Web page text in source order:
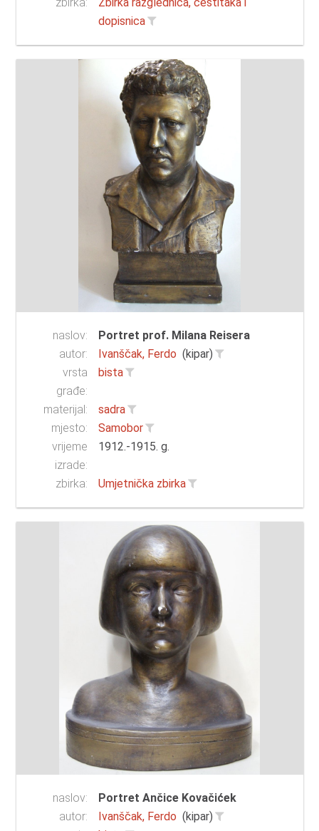
dopisnica
naslov:
Portret prof. Milana Reisera
autor:
Ivanščak, Ferdo (kipar)
vrsta
građe:
bista
materijal:
sadra
mjesto:
Samobor
vrijeme
izrade:
1912.-1915. g.
zbirka: Umjetnička zbirka
naslov:
Portret Ančice Kovačićek
autor:
Ivanščak, Ferdo (kipar)